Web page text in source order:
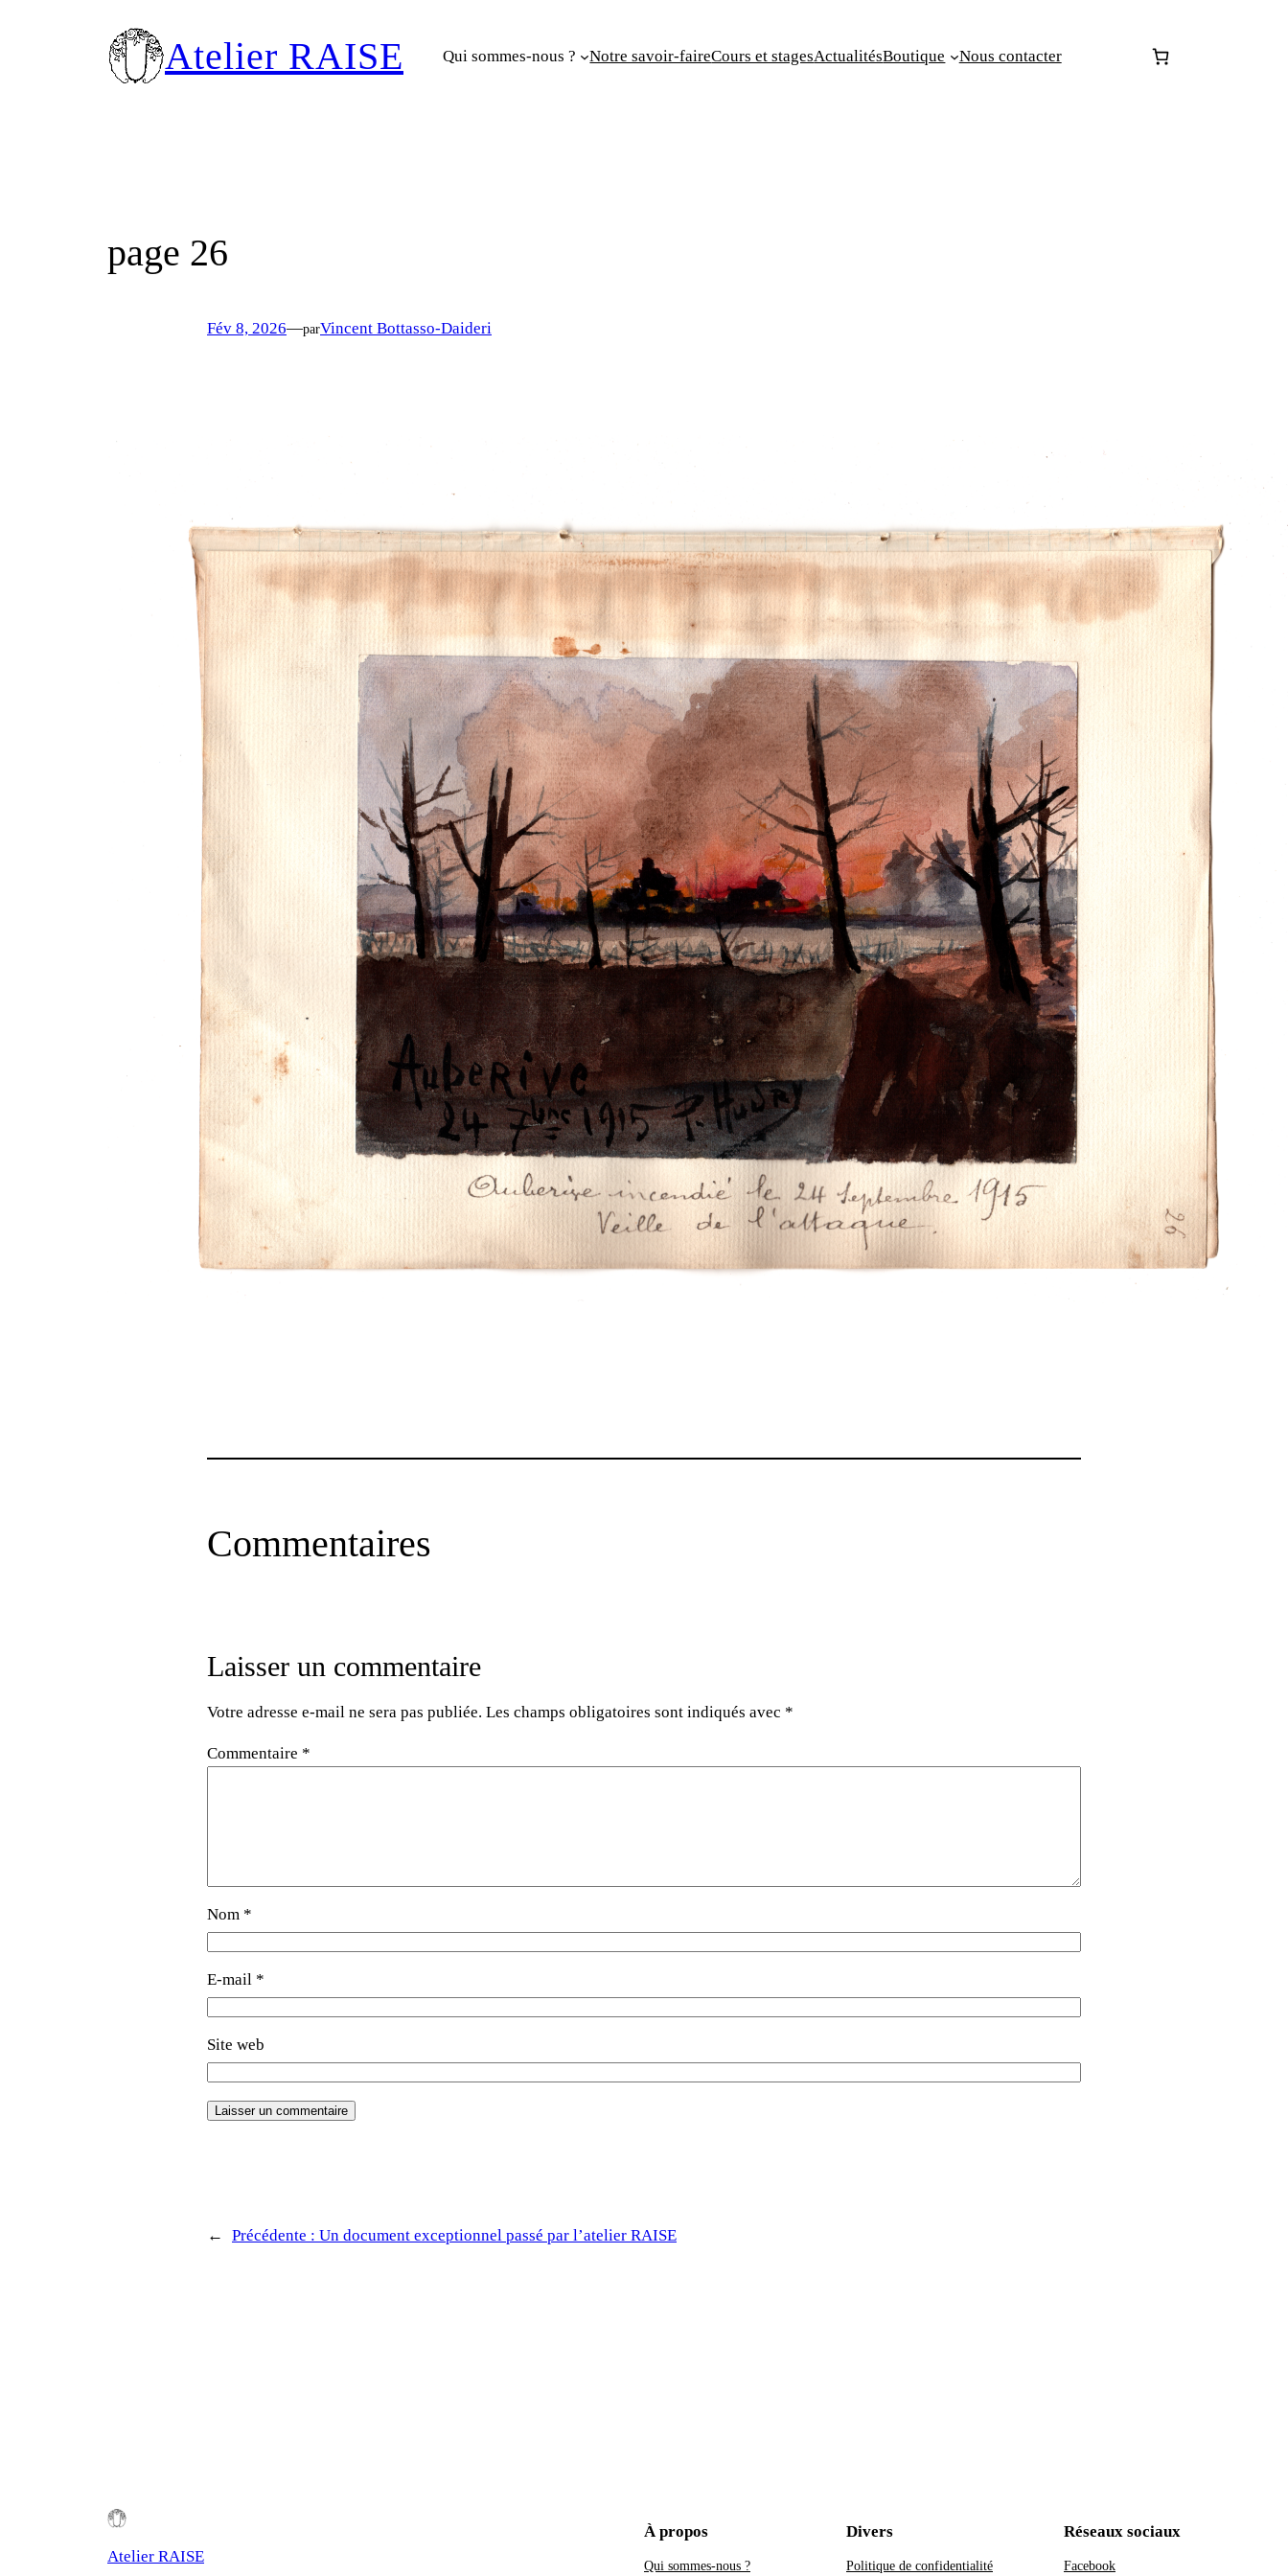
Atelier RAISE Qui sommes-nous ? Notre savoir-faireCours et stagesActualitésBoutique Nous contacter
page 26
Fév 8, 2026—parVincent Bottasso-Daideri
Commentaires
Laisser un commentaire
Votre adresse e-mail ne sera pas publiée. Les champs obligatoires sont indiqués avec *
Commentaire *
Nom *
E-mail *
Site web
← Précédente : Un document exceptionnel passé par l’atelier RAISE
Atelier RAISE
À propos
Qui sommes-nous ?
Divers
Politique de confidentialité
Réseaux sociaux
Facebook